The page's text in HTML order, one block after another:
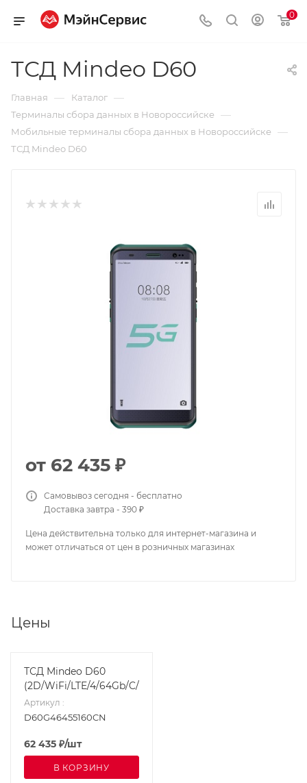
0
ТСД Mindeo D60
Главная — Каталог —
Терминалы сбора данных в Новороссийске —
Мобильные терминалы сбора данных в Новороссийске —
ТСД Mindeo D60
от 62 435 ₽
Самовывоз сегодня - бесплатно
Доставка завтра - 390 ₽
Цена действительна только для интернет-магазина и
может отличаться от цен в розничных магазинах
Цены
ТСД Mindeo D60
(2D/WiFi/LTE/4/64Gb/C/5000mAh/USB/EU)
Артикул :
D60G46455160CN
62 435 ₽/шт
В КОРЗИНУ